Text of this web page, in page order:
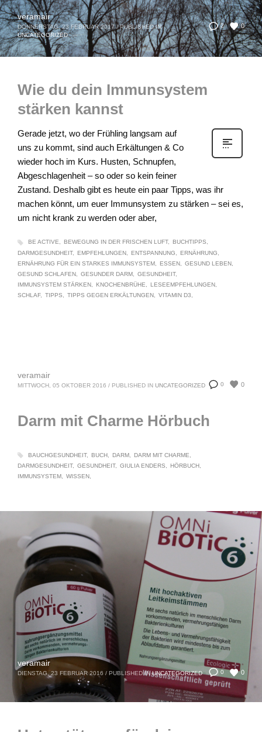
2 0
veramair
DONNERSTAG, 23 FEBRUAR 2017 / PUBLISHED IN
UNCATEGORIZED
Wie du dein Immunsystem
stärken kannst
Gerade jetzt, wo der Frühling langsam auf
uns zu kommt, sind auch Erkältungen & Co
wieder hoch im Kurs. Husten, Schnupfen,
Abgeschlagenheit – so oder so kein feiner
Zustand. Deshalb gibt es heute ein paar Tipps, was ihr
machen könnt, um euer Immunsystem zu stärken – sei es,
um nicht krank zu werden oder aber,
BE ACTIVE BEWEGUNG IN DER FRISCHEN LUFT
BUCHTIPPS
DARMGESUNDHEIT
EMPFEHLUNGEN ENTSPANNUNG
ERNÄHRUNG
ERNÄHRUNG FÜR EIN STARKES IMMUNSYSTEM
ESSEN
GESUND LEBEN
GESUND SCHLAFEN
GESUNDER DARM
GESUNDHEIT
IMMUNSYSTEM STÄRKEN
KNOCHENBRÜHE
LESEEMPFEHLUNGEN
SCHLAF
TIPPS TIPPS GEGEN ERKÄLTUNGEN VITAMIN D3
0 0
veramair
MITTWOCH, 05 OKTOBER 2016 / PUBLISHED IN UNCATEGORIZED
Darm mit Charme Hörbuch
BAUCHGESUNDHEIT BUCH DARM
DARM MIT CHARME
DARMGESUNDHEIT
GESUNDHEIT GIULIA ENDERS
HÖRBUCH
IMMUNSYSTEM
WISSEN
0 0
veramair
DIENSTAG, 23 FEBRUAR 2016 / PUBLISHED IN UNCATEGORIZED